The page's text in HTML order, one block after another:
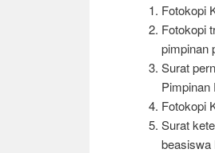
Fotokopi
Fotokopi
pimpinan
Surat
Pimpinan
Fotokopi
Surat
beasiswa